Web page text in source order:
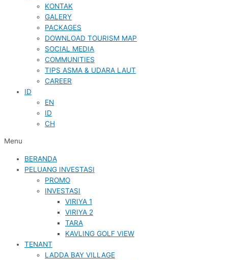
KONTAK
GALERY
PACKAGES
DOWNLOAD TOURISM MAP
SOCIAL MEDIA
COMMUNITIES
TIPS ASMA & UDARA LAUT
CAREER
ID
EN
ID
CH
Menu
BERANDA
PELUANG INVESTASI
PROMO
INVESTASI
VIRIYA 1
VIRIYA 2
TARA
KAVLING GOLF VIEW
TENANT
LADDA BAY VILLAGE